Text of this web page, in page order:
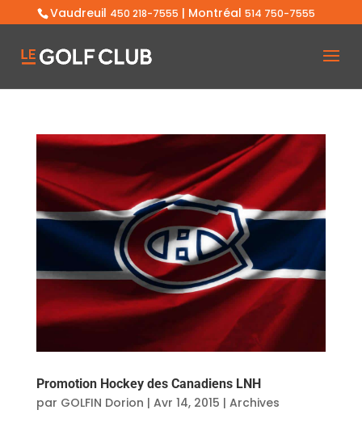
Vaudreuil 450 218-7555 | Montréal 514 750-7555
Promotion Hockey des Canadiens LNH
par GOLFIN Dorion | Avr 14, 2015 | Archives